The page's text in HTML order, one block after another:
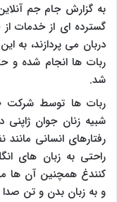
گسترده ای از خدمات
دربان می پردازند، به
ربات ها انجام شده و
شد.
رفتارهای انسانی
راحتی به زبان های
کنندغ همچنین آن ها
و به زبان بدن و تن